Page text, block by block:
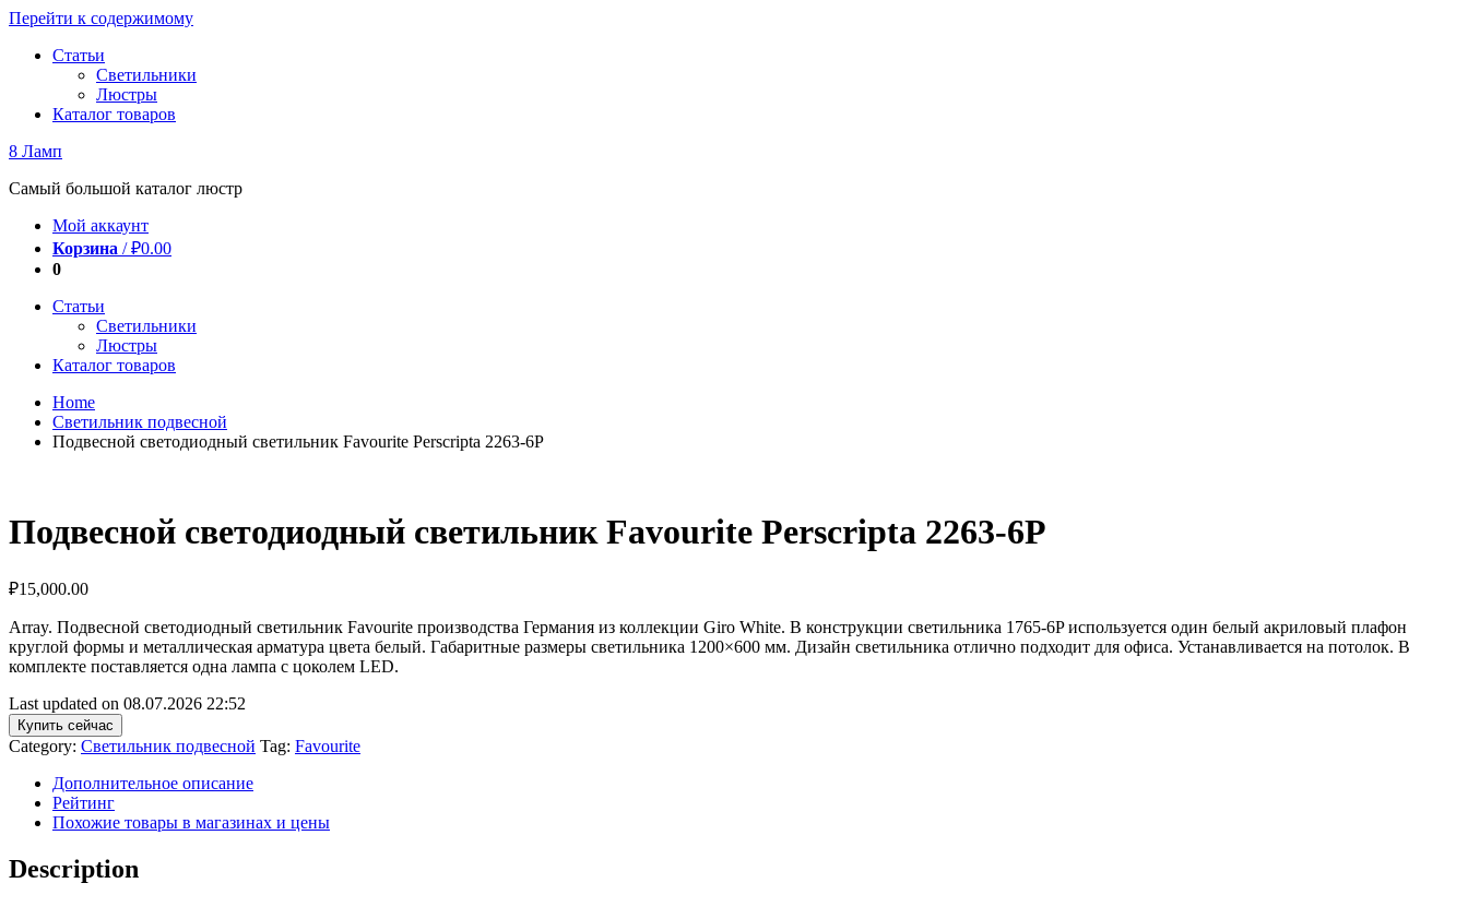
Перейти к содержимому
Статьи
Светильники
Люстры
Каталог товаров
8 Ламп
Самый большой каталог люстр
Мой аккаунт
Корзина /₽0.00
0
Статьи
Светильники
Люстры
Каталог товаров
Home
Светильник подвесной
Подвесной светодиодный светильник Favourite Perscripta 2263-6P
Подвесной светодиодный светильник Favourite Perscripta 2263-6P
₽15,000.00
Array. Подвесной светодиодный светильник Favourite производства Германия из коллекции Giro White. В конструкции светильника 1765-6P используется один белый акриловый плафон
круглой формы и металлическая арматура цвета белый. Габаритные размеры светильника 1200×600 мм. Дизайн светильника отлично подходит для офиса. Устанавливается на потолок. В
комплекте поставляется одна лампа с цоколем LED.
Last updated on 08.07.2026 22:52
Купить сейчас
Category: Светильник подвесной Tag: Favourite
Дополнительное описание
Рейтинг
Похожие товары в магазинах и цены
Description